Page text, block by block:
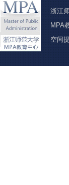
浙江
MPA
空间